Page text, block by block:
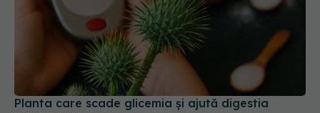
Planta care scade glicemia și ajută digestia